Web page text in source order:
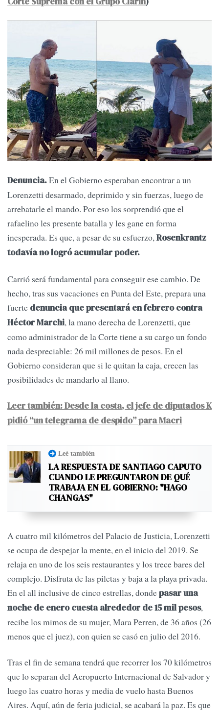
Denuncia.En el Gobierno esperaban encontrar a un
Lorenzetti desarmado, deprimido y sin fuerzas, luego de
arrebatarle el mando. Por eso los sorprendió que el
rafaelino les presente batalla y les gane en forma
inesperada. Es que, a pesar de su esfuerzo,Rosenkrantz
todavía no logró acumular poder.
Carrió será fundamental para conseguir ese cambio. De
hecho, tras sus vacaciones en Punta del Este, prepara una
fuerte denuncia que presentará en febrero contra
Héctor Marchi, la mano derecha de Lorenzetti, que
como administrador de la Corte tiene a su cargo un fondo
nada despreciable: 26 mil millones de pesos. En el
Gobierno consideran que si le quitan la caja, crecen las
posibilidades de mandarlo al llano.
Leer también: Desde la costa, el jefe de diputados K
pidió “un telegrama de despido” para Macri
Leé también
LA RESPUESTA DE SANTIAGO CAPUTO
CUANDO LE PREGUNTARON DE QUÉ
TRABAJA EN EL GOBIERNO: "HAGO
CHANGAS"
A cuatro mil kilómetros del Palacio de Justicia, Lorenzetti
se ocupa de despejar la mente, en el inicio del 2019. Se
relaja en uno de los seis restaurantes y los trece bares del
complejo. Disfruta de las piletas y baja a la playa privada.
En el all inclusive de cinco estrellas, dondepasar una
noche de enero cuesta alrededor de 15 mil pesos,
recibe los mimos de su mujer, Mara Perren, de 36 años (26
menos que el juez), con quien se casó en julio del 2016.
Tras el fin de semana tendrá que recorrer los 70 kilómetros
que lo separan del Aeropuerto Internacional de Salvador y
luego las cuatro horas y media de vuelo hasta Buenos
Aires. Aquí, aún de feria judicial, se acabará la paz. Es que